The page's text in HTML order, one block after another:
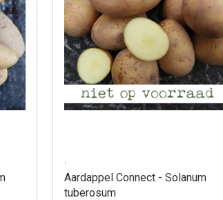
.
Aardappel Connect - Solanum
tuberosum